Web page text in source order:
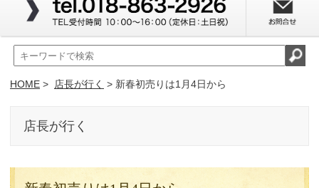
HOME > 店長が行く > 新春初売りは1月4日から
店長が行く